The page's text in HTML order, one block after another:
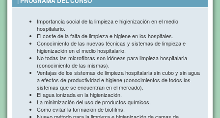
Importancia social de la limpieza e higienización en el medio
hospitalario.
El coste de la falta de limpieza e higiene en los hospitales.
Conocimiento de las nuevas técnicas y sistemas de limpieza e
higienización en el medio hospitalario.
No todas las microfibras son idóneas para limpieza hospitalaria
(conocimiento de las mismas).
Ventajas de los sistemas de limpieza hospitalaria sin cubo y sin agua
a efectos de productividad e higiene (conocimientos de todos los
sistemas que se encuentran en el mercado).
El agua ionizada en la higienización.
La minimización del uso de productos químicos.
Como evitar la formación de biofilms.